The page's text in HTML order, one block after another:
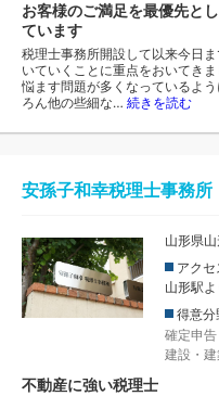
お客様のご満足を最優先と
ています
税理士事務所開設して以来今日
いていくことに重点をおいてき
悩ます問題が多くなっているよ
ろん他の些細な… 続きを読む
安孫子和幸税理士事務所
山形県
アクセ
山形駅
得意分
確定申告
建設・
不動産に強い税理士